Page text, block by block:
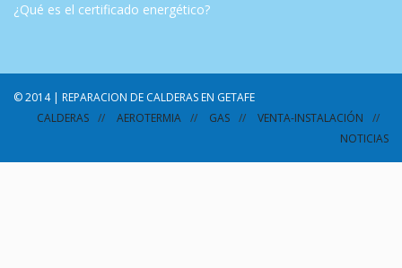
¿Qué es el certificado energético?
© 2014 | REPARACION DE CALDERAS EN GETAFE
CALDERAS
AEROTERMIA GAS
VENTA-INSTALACIÓN
NOTICIAS